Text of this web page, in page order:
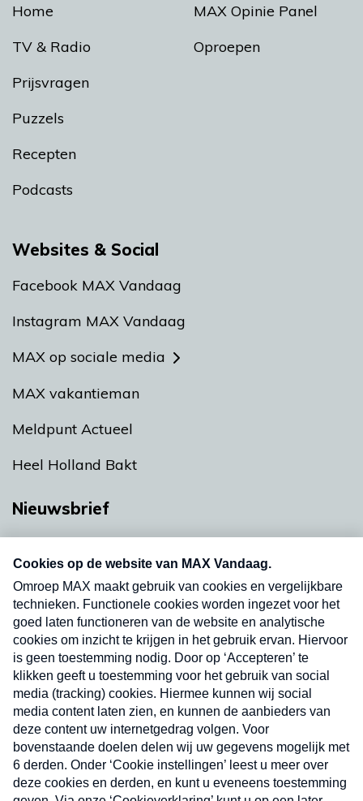
Home
TV & Radio
Prijsvragen
Puzzels
Recepten
Podcasts
MAX Opinie Panel
Oproepen
Websites & Social
Facebook MAX Vandaag
Instagram MAX Vandaag
MAX op sociale media
MAX vakantieman
Meldpunt Actueel
Heel Holland Bakt
Nieuwsbrief
nieuwsbrief. Elke vrijdag- en dinsdagochtend in
uw mailbox.
Verzend
Nieuwsbrief